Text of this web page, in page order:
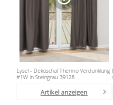
Lysel - Dekoschal Thermo Verdunklung
#1W in Steingrau 39128
Artikel anzeigen